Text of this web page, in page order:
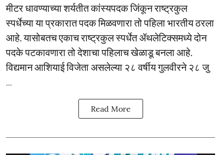
मीटर धावण्याच्या शर्यतीत कांस्यपदक जिंकून राष्ट्रकुल
स्पर्धेच्या या प्रकारात पदक मिळवणारा तो पहिला भारतीय ठरला
आहे. यासोबतच एकाच राष्ट्रकुल स्पर्धेत ॲथलेटिक्समध्ये दोन
पदके पटकावणारा तो देशाचा पहिलाच खेळाडू बनला आहे.
विद्यमान आशियाई विजेता असलेल्या २८ वर्षीय गुलवीरने २८ जु
...
Read More